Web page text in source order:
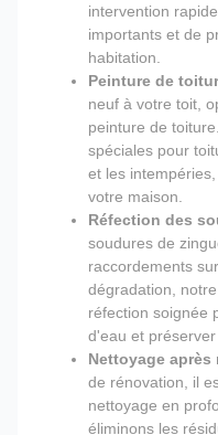
intervention
importants et de
habitation.
Peinture de
neuf à votre toit,
peinture de
spéciales pour
et les
votre maison.
Réfection des
soudures de
raccordements
dégradation,
réfection soignée
d'eau et
Nettoyage après
de rénovation, il
nettoyage en
éliminons les